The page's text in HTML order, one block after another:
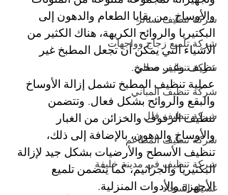
شركة تنظيف ستائر
شركة تلميع زجاج وواجهات
شركة تنظيف مطابخ
شركة تنظيف المباني
شركة تنظيف فلل
شركة تنظيف المطاعم
شركة تنظيف في مدينة خليفة
غسيل السجاد
والأوساخ. من بقايا الطعام والدهون إلى
البكتيريا والروائح الكريهة، هناك الكثير من
الأشياء التي يمكن أن تجعل المطبخ غير
نظيف وغير صحي.
عملية تنظيف المطبخ تشمل إزالة الأوساخ
والبقع والروائح بشكل فعال. وتتضمن
تنظيف الرفوف والخزائن من الغبار
والأوساخ والدهون، بالإضافة إلى ذلك،
تنظيف الأسطح والأرضيات بشكل جيد لإزالة
البكتيريا والجراثيم، كما يتضمن تلميع
الأجهزة والأدوات المنزلية.